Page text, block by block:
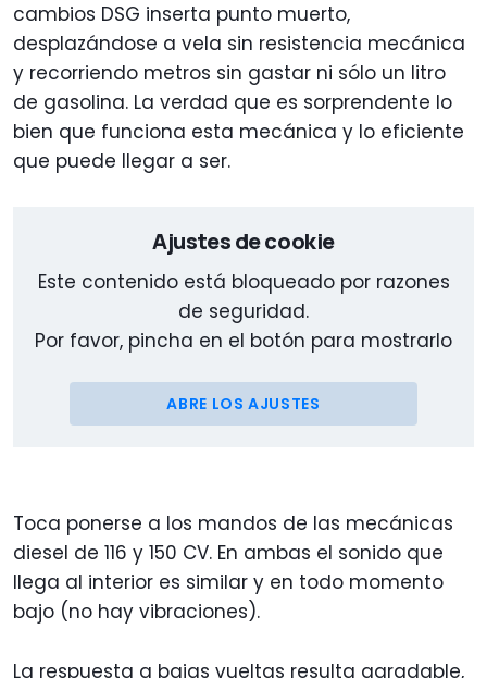
cambios DSG inserta punto muerto,
desplazándose a vela sin resistencia mecánica
y recorriendo metros sin gastar ni sólo un litro
de gasolina. La verdad que es sorprendente lo
bien que funciona esta mecánica y lo eficiente
que puede llegar a ser.
Ajustes de cookie
Este contenido está bloqueado por razones
de seguridad.
Por favor, pincha en el botón para mostrarlo
ABRE LOS AJUSTES
Toca ponerse a los mandos de las mecánicas
diesel de 116 y 150 CV. En ambas el sonido que
llega al interior es similar y en todo momento
bajo (no hay vibraciones).
La respuesta a bajas vueltas resulta agradable,